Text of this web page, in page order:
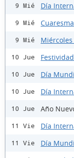
9 Mié Día
9 Mié Cuaresma
9 Mié
10 Jue
10 Jue Día
10 Jue Día
10 Jue Año
11 Vie Día
11 Vie Día